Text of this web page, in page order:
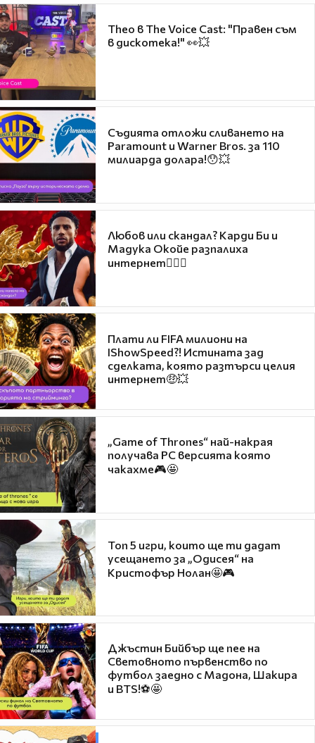
Theo в The Voice Cast: "Правен съм
в дискотека!" 👀💥
Съдията отложи сливането на
Paramount и Warner Bros. за 110
милиарда долара!😯💥
Любов или скандал? Карди Би и
Мадука Окойе разпалиха
интернет❤️‍🔥🔥
Плати ли FIFA милиони на
IShowSpeed?! Истината зад
сделката, която разтърси целия
интернет🤑💥
„Game of Thrones“ най-накрая
получава PC версията която
чакахме🎮🤩
Топ 5 игри, които ще ти дадат
усещането за „Одисея“ на
Кристофър Нолан🤩🎮
Джъстин Бийбър ще пее на
Световното първенство по
футбол заедно с Мадона, Шакира
и BTS!⚽🤩